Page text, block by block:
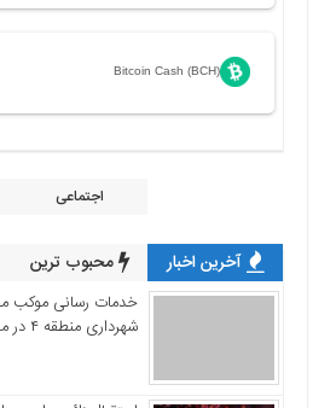
Bitcoin Cash (BCH)
اجتماعی
آخرین اخبار محبوب ترین
خدمات رسانی موکب
شهرداری منطقه ۴ در مسیر مشایه